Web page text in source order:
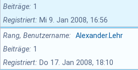
Beiträge 1
Registriert
Mi 9. Jan 2008, 16:56
Rang, Benutzername
Alexander.Lehr
Beiträge 1
Registriert
Do 17. Jan 2008, 18:10